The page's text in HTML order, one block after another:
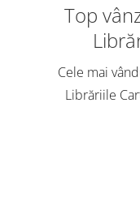
Top
Cele mai
Librăriile